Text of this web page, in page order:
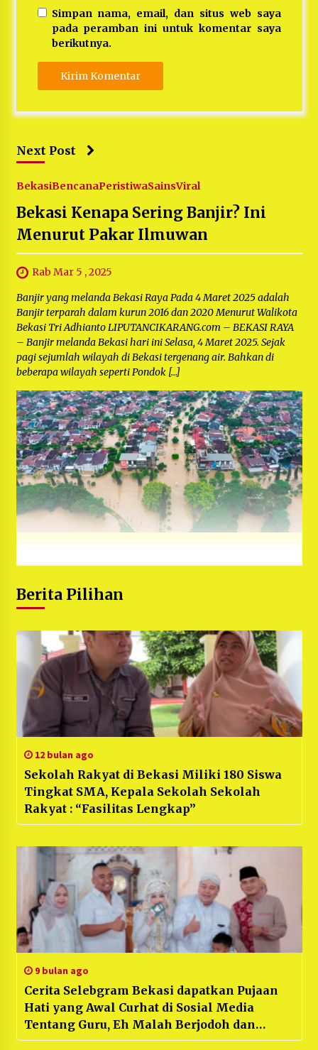
Simpan nama, email, dan situs web saya
pada peramban ini untuk komentar saya
berikutnya.
Next Post
BekasiBencanaPeristiwaSainsViral
Bekasi Kenapa Sering Banjir? Ini
Menurut Pakar Ilmuwan
Rab Mar 5 , 2025
Banjir yang melanda Bekasi Raya Pada 4 Maret 2025 adalah
Banjir terparah dalam kurun 2016 dan 2020 Menurut Walikota
Bekasi Tri Adhianto LIPUTANCIKARANG.com – BEKASI RAYA
– Banjir melanda Bekasi hari ini Selasa, 4 Maret 2025. Sejak
pagi sejumlah wilayah di Bekasi tergenang air. Bahkan di
beberapa wilayah seperti Pondok […]
Berita Pilihan
12 bulan ago
Sekolah Rakyat di Bekasi Miliki 180 Siswa
Tingkat SMA, Kepala Sekolah Sekolah
Rakyat : “Fasilitas Lengkap”
9 bulan ago
Cerita Selebgram Bekasi dapatkan Pujaan
Hati yang Awal Curhat di Sosial Media
Tentang Guru, Eh Malah Berjodoh dan
Menikah, Pernikahan Berjalan Meriah